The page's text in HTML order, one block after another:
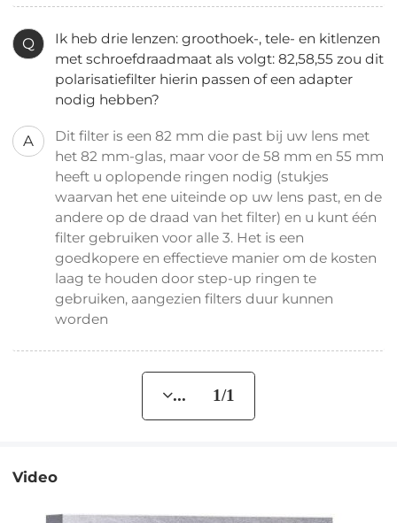
Q
Ik heb drie lenzen: groothoek-, tele- en kitlenzen
met schroefdraadmaat als volgt: 82,58,55 zou dit
polarisatiefilter hierin passen of een adapter
nodig hebben?
A
Dit filter is een 82 mm die past bij uw lens met
het 82 mm-glas, maar voor de 58 mm en 55 mm
heeft u oplopende ringen nodig (stukjes
waarvan het ene uiteinde op uw lens past, en de
andere op de draad van het filter) en u kunt één
filter gebruiken voor alle 3. Het is een
goedkopere en effectieve manier om de kosten
laag te houden door step-up ringen te
gebruiken, aangezien filters duur kunnen
worden
... 1/1
Video